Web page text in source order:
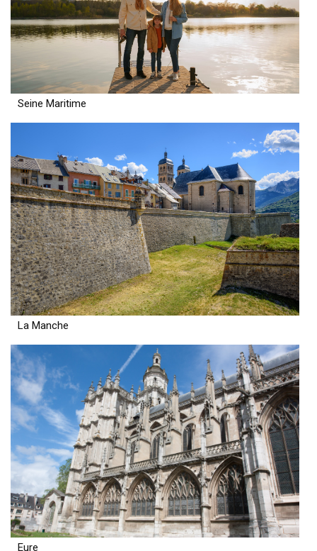
Seine Maritime
La Manche
Eure